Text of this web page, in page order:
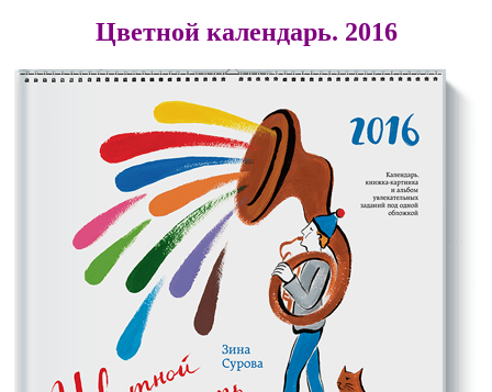
Цветной календарь. 2016